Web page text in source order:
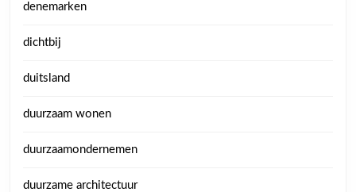
denemarken
dichtbij
duitsland
duurzaam wonen
duurzaamondernemen
duurzame architectuur